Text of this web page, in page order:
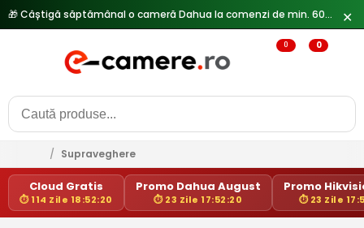
✕
0 0
/ Supraveghere
Cloud Gratis
⏱ 114 Zile 18:52:20
Promo Dahua August
⏱ 23 Zile 17:52:20
Promo
⏱ 23 Zile